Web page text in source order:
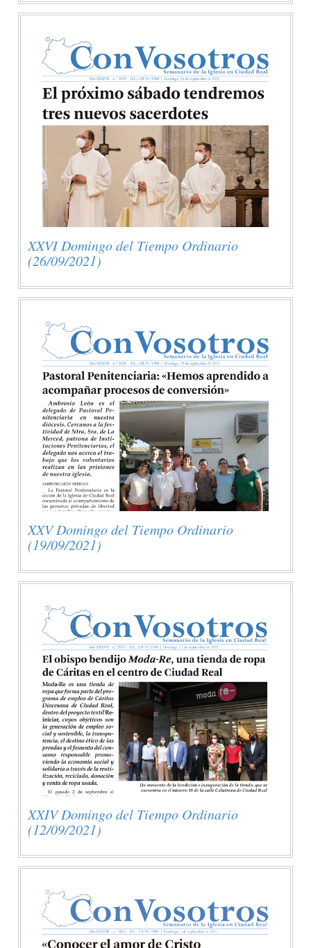
XXVI Domingo del Tiempo Ordinario
(26/09/2021)
XXV Domingo del Tiempo Ordinario
(19/09/2021)
XXIV Domingo del Tiempo Ordinario
(12/09/2021)